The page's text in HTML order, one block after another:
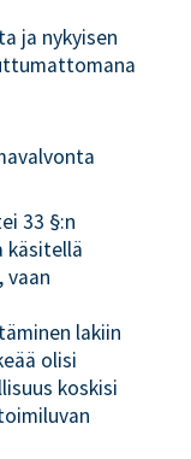
ja nykyisen
33 §:n
käsitellä
vaan
lakiin
olisi
koskisi